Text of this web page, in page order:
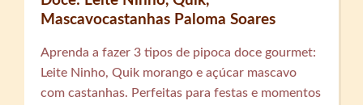
Mascavocastanhas Paloma Soares
Aprenda a fazer 3 tipos de pipoca doce gourmet:
Leite Ninho, Quik morango e açúcar mascavo
com castanhas. Perfeitas para festas e momentos